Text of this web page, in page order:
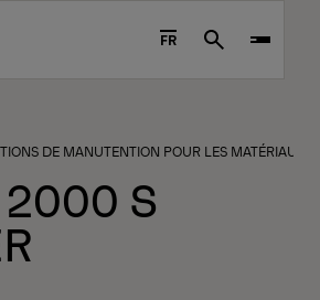
FR Search
DE MANUTENTION POUR LES MATÉRIAUX
S